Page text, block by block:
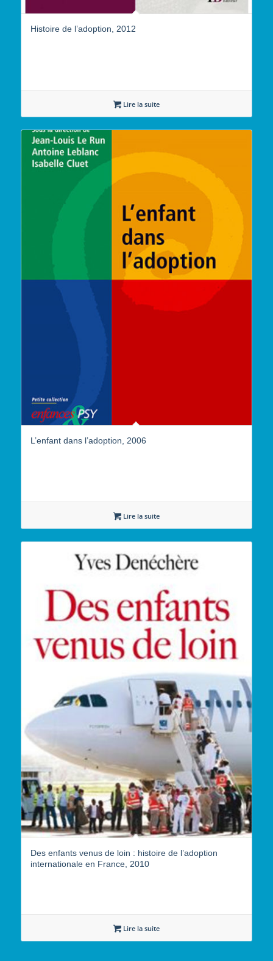
Histoire de l’adoption, 2012
Lire la suite
L’enfant dans l’adoption, 2006
Lire la suite
Des enfants venus de loin : histoire de l’adoption
internationale en France, 2010
Lire la suite